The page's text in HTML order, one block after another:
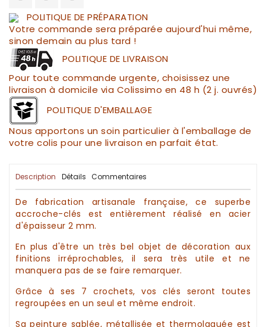
POLITIQUE DE PRÉPARATION
Votre commande sera préparée aujourd'hui même,
sinon demain au plus tard !
POLITIQUE DE LIVRAISON
Pour toute commande urgente, choisissez une
livraison à domicile via Colissimo en 48 h (2 j. ouvrés)
POLITIQUE D'EMBALLAGE
Nous apportons un soin particulier à l'emballage de
votre colis pour une livraison en parfait état.
Description Détails Commentaires
De fabrication artisanale française, ce superbe
accroche-clés est entièrement réalisé en acier
d'épaisseur 2 mm.
En plus d'être un très bel objet de décoration aux
finitions irréprochables, il sera très utile et ne
manquera pas de se faire remarquer.
Grâce à ses 7 crochets, vos clés seront toutes
regroupées en un seul et même endroit.
Sa peinture sablée, métallisée et thermolaquée est